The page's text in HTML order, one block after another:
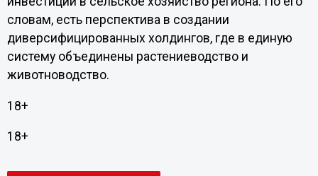
словам, есть перспектива в создании
диверсифицированных холдингов, где в единую
систему объединены растениеводство и
животноводство.
18+
18+